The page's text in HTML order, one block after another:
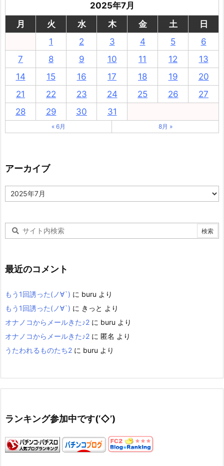
2025年7月
月
火 水 木 金 土
日
1
2 3 4 5
6
7
8 9 10 11 12
13
14
15 16 17 18 19
20
21
22 23 24 25 26
27
28
29 30 31
« 6月 8月 »
アーカイブ
ア
ー
最近のコメント
もう1回誘った(ノ∀`) に buru より
もう1回誘った(ノ∀`) に きっと より
オナノコからメールきた♪2 に buru より
オナノコからメールきた♪2 に 匿名 より
うたわれるものたち2 に buru より
ランキング参加中です(‘◇’)ゞ